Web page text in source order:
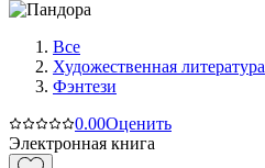
Все
Художественная литература
Фэнтези
0.00Оценить
Электронная книга